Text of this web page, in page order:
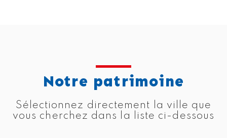
Notre patrimoine
Sélectionnez directement la ville que
vous cherchez dans la liste ci-dessous